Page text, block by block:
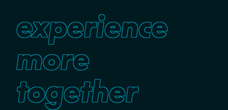
experience
more
together